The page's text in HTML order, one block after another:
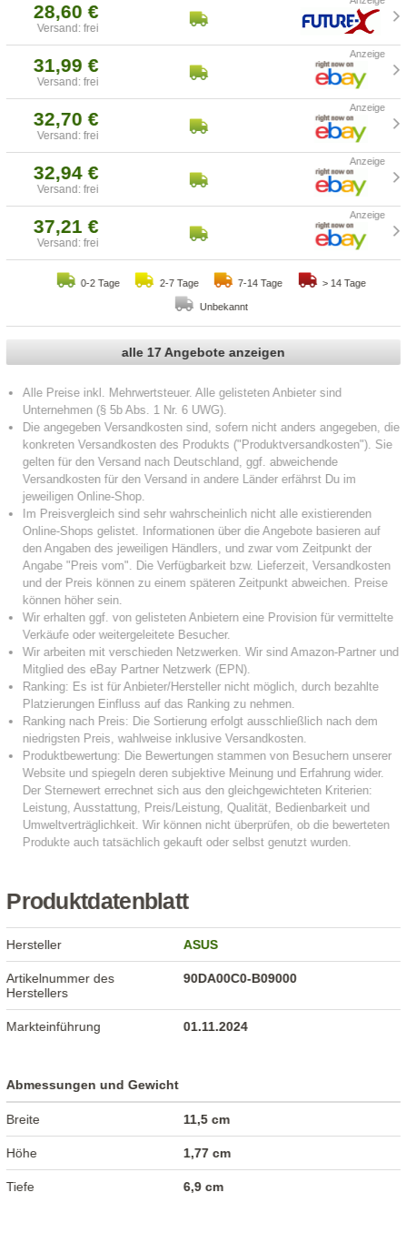
28,60 €
Versand: frei
31,99 €
Versand: frei
32,70 €
Versand: frei
32,94 €
Versand: frei
37,21 €
Versand: frei
0-2 Tage 2-7 Tage 7-14 Tage > 14 Tage
Unbekannt
alle 17 Angebote anzeigen
Produktdatenblatt
Hersteller ASUS
Artikelnummer des
Herstellers
90DA00C0-B09000
Markteinführung 01.11.2024
Abmessungen und Gewicht
Breite 11,5 cm
Höhe 1,77 cm
Tiefe 6,9 cm